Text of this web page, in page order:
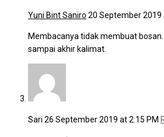
Yuni Bint Saniro 20 September 2019
Membacanya tidak membuat
sampai akhir kalimat.
Sari 26 September 2019 at 2:15 PM